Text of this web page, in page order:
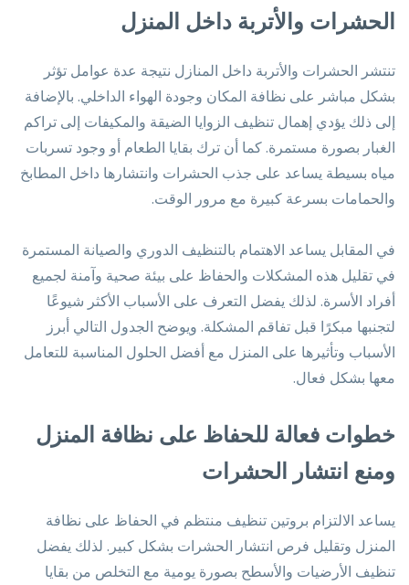
الحشرات والأتربة داخل المنزل
تنتشر الحشرات والأتربة داخل المنازل نتيجة عدة عوامل تؤثر
بشكل مباشر على نظافة المكان وجودة الهواء الداخلي. بالإضافة
إلى ذلك يؤدي إهمال تنظيف الزوايا الضيقة والمكيفات إلى تراكم
الغبار بصورة مستمرة. كما أن ترك بقايا الطعام أو وجود تسربات
مياه بسيطة يساعد على جذب الحشرات وانتشارها داخل المطابخ
والحمامات بسرعة كبيرة مع مرور الوقت.
في المقابل يساعد الاهتمام بالتنظيف الدوري والصيانة المستمرة
في تقليل هذه المشكلات والحفاظ على بيئة صحية وآمنة لجميع
أفراد الأسرة. لذلك يفضل التعرف على الأسباب الأكثر شيوعًا
لتجنبها مبكرًا قبل تفاقم المشكلة. ويوضح الجدول التالي أبرز
الأسباب وتأثيرها على المنزل مع أفضل الحلول المناسبة للتعامل
معها بشكل فعال.
خطوات فعالة للحفاظ على نظافة المنزل
ومنع انتشار الحشرات
يساعد الالتزام بروتين تنظيف منتظم في الحفاظ على نظافة
المنزل وتقليل فرص انتشار الحشرات بشكل كبير. لذلك يفضل
تنظيف الأرضيات والأسطح بصورة يومية مع التخلص من بقايا